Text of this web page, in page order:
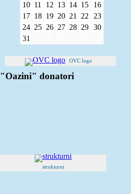
10 11 12 13 14 15
16
17 18 19 20 21 22
23
24 25 26 27 28 29 30
31
OVC logo
"Oazini" donatori
strukturni